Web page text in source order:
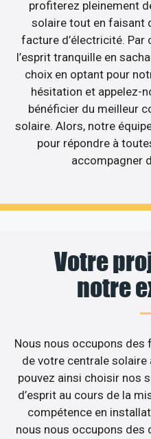
profiterez pleinement
solaire tout en faisant
facture d’électricité. Par
l’esprit tranquille en
choix en optant pour
hésitation et appelez-
bénéficier du meilleur
solaire. Alors, notre
pour répondre à
accompagner
Votre
notre
Nous nous occupons
de votre centrale solaire
pouvez ainsi choisir nos
d’esprit au cours de la
compétence en
nous nous occupons des